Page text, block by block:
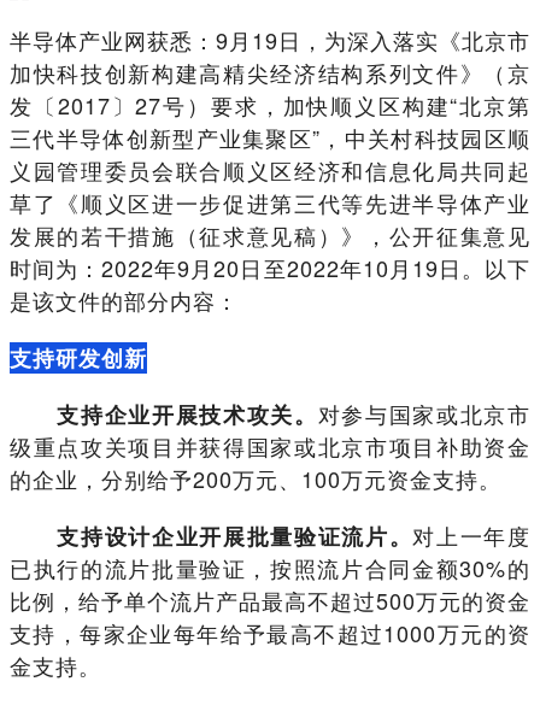
半导体产业网获悉：9月19日，为深入落实《北京市
加快科技创新构建高精尖经济结构系列文件》（京
发〔2017〕27号）要求，加快顺义区构建“北京第
三代半导体创新型产业集聚区”，中关村科技园区顺
义园管理委员会联合顺义区经济和信息化局共同起
草了《顺义区进一步促进第三代等先进半导体产业
发展的若干措施（征求意见稿）》，公开征集意见
时间为：2022年9月20日至2022年10月19日。以下
是该文件的部分内容：
支持研发创新
支持企业开展技术攻关。 对参与国家或北京市
级重点攻关项目并获得国家或北京市项目补助资金
的企业，分别给予200万元、100万元资金支持。
支持设计企业开展批量验证流片。对上一年度
已执行的流片批量验证，按照流片合同金额30%的
比例，给予单个流片产品最高不超过500万元的资金
支持，每家企业每年给予最高不超过1000万元的资
金支持。